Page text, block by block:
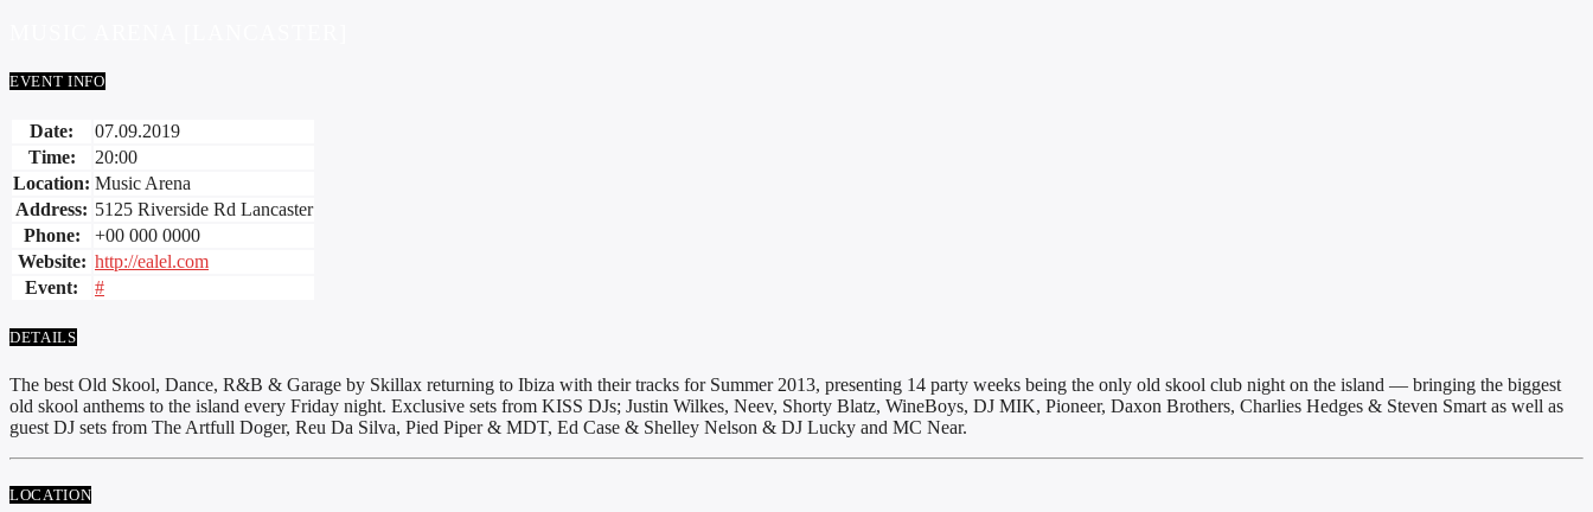
EVENT INFO
Date:
07.09.2019
Time:
20:00
Location: Music Arena
Address: 5125 Riverside Rd Lancaster
Phone:
+00 000 0000
Website: http://ealel.com
Event:
#
DETAILS
The best Old Skool, Dance, R&B & Garage by Skillax returning to Ibiza with their tracks for Summer 2013, presenting 14 party weeks being the only old skool club night on the island — bringing the biggest
old skool anthems to the island every Friday night. Exclusive sets from KISS DJs; Justin Wilkes, Neev, Shorty Blatz, WineBoys, DJ MIK, Pioneer, Daxon Brothers, Charlies Hedges & Steven Smart as well as
guest DJ sets from The Artfull Doger, Reu Da Silva, Pied Piper & MDT, Ed Case & Shelley Nelson & DJ Lucky and MC Near.
LOCATION